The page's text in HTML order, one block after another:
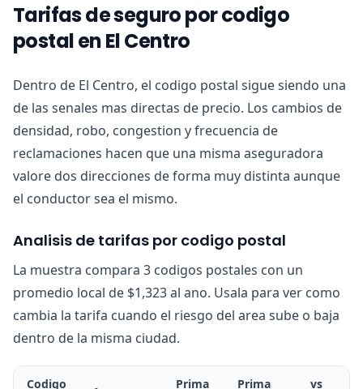
Tarifas de seguro por codigo
postal en El Centro
Dentro de El Centro, el codigo postal sigue siendo una
de las senales mas directas de precio. Los cambios de
densidad, robo, congestion y frecuencia de
reclamaciones hacen que una misma aseguradora
valore dos direcciones de forma muy distinta aunque
el conductor sea el mismo.
Analisis de tarifas por codigo postal
La muestra compara 3 codigos postales con un
promedio local de $1,323 al ano. Usala para ver como
cambia la tarifa cuando el riesgo del area sube o baja
dentro de la misma ciudad.
Codigo Prima Prima vs